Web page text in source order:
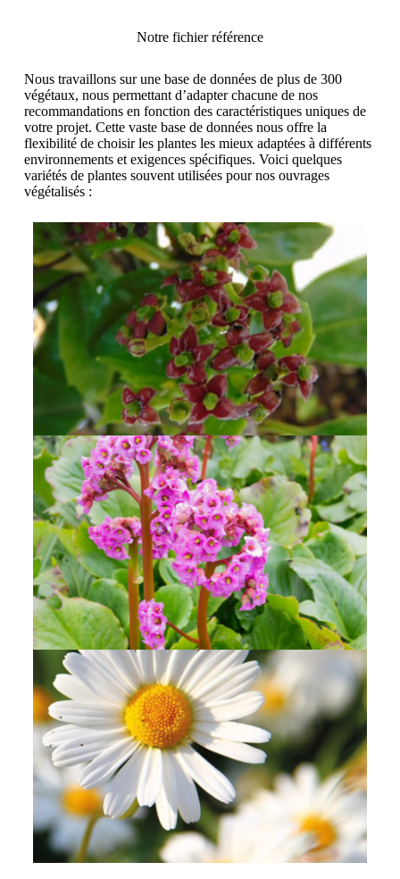
Notre fichier référence
Nous travaillons sur une base de données de plus de 300
végétaux, nous permettant d’adapter chacune de nos
recommandations en fonction des caractéristiques uniques de
votre projet. Cette vaste base de données nous offre la
flexibilité de choisir les plantes les mieux adaptées à différents
environnements et exigences spécifiques. Voici quelques
variétés de plantes souvent utilisées pour nos ouvrages
végétalisés :